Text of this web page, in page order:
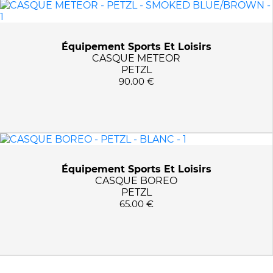
PRIX :0€ - 91€
Équipement Sports Et Loisirs
CASQUE METEOR
PETZL
90.00 €
Équipement Sports Et Loisirs
CASQUE BOREO
PETZL
65.00 €